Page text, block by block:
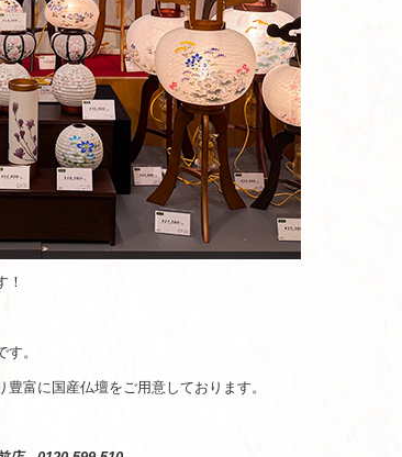
！
。
富に国産仏壇をご用意しております。